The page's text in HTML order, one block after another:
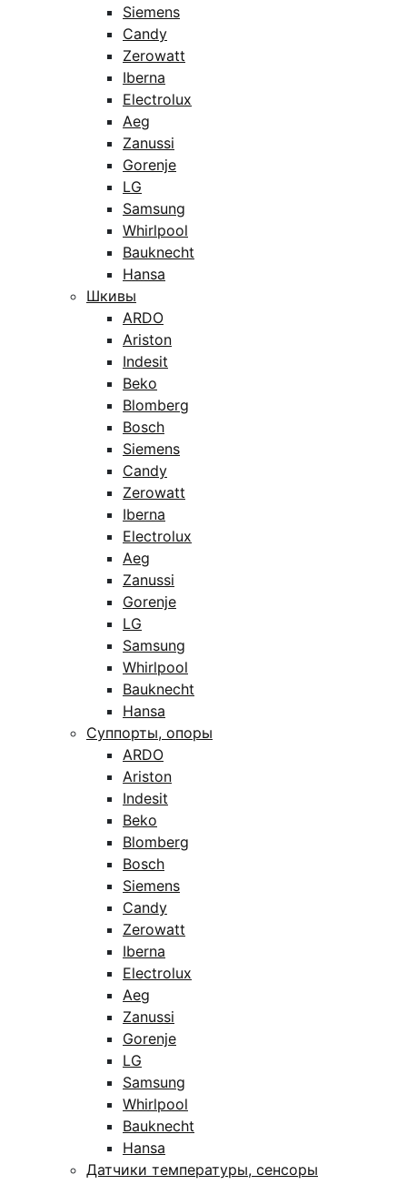
Siemens
Candy
Zerowatt
Iberna
Electrolux
Aeg
Zanussi
Gorenje
LG
Samsung
Whirlpool
Bauknecht
Hansa
Шкивы
ARDO
Ariston
Indesit
Beko
Blomberg
Bosch
Siemens
Candy
Zerowatt
Iberna
Electrolux
Aeg
Zanussi
Gorenje
LG
Samsung
Whirlpool
Bauknecht
Hansa
Суппорты, опоры
ARDO
Ariston
Indesit
Beko
Blomberg
Bosch
Siemens
Candy
Zerowatt
Iberna
Electrolux
Aeg
Zanussi
Gorenje
LG
Samsung
Whirlpool
Bauknecht
Hansa
Датчики температуры, сенсоры